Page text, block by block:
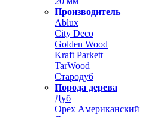
Производитель
Ablux
City Deco
Golden Wood
Kraft Parkett
TarWood
Стародуб
Порода дерева
Дуб
Орех Американский